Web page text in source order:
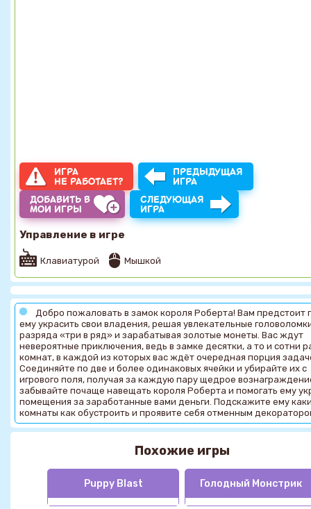
ИГРА
НЕ РАБОТАЕТ?
ПРЕДЫДУЩАЯ
ИГРА
ДОБАВИТЬ В
МОИ ИГРЫ
СЛЕДУЮЩАЯ
ИГРА
Управление в игре
Клавиатурой Мышкой
Добро пожаловать в замок короля Роберта! Вам предстоит
ему украсить свои владения, решая увлекательные
разряда «три в ряд» и зарабатывая золотые монеты. Вас ждут
невероятные приключения, ведь в замке десятки, а то и сотни
комнат, в каждой из которых вас ждёт очередная порция
Соединяйте по две и более одинаковых ячейки и убирайте их с
игрового поля, получая за каждую пару щедрое
забывайте почаще навещать короля Роберта и помогать ему
помещения за заработанные вами деньги. Подскажите ему
комнаты как обустроить и проявите себя отменным
Похожие игры
Puppy Blast Голодный Монстрик